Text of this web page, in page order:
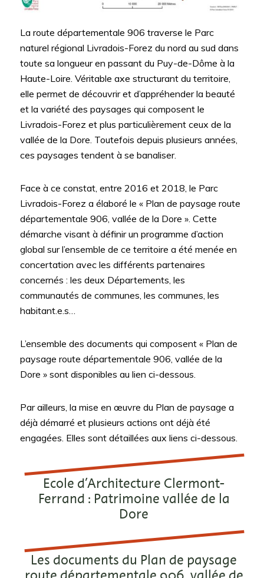
La route départementale 906 traverse le Parc
naturel régional Livradois-Forez du nord au sud dans
toute sa longueur en passant du Puy-de-Dôme à la
Haute-Loire. Véritable axe structurant du territoire,
elle permet de découvrir et d’appréhender la beauté
et la variété des paysages qui composent le
Livradois-Forez et plus particulièrement ceux de la
vallée de la Dore. Toutefois depuis plusieurs années,
ces paysages tendent à se banaliser.
Face à ce constat, entre 2016 et 2018, le Parc
Livradois-Forez a élaboré le « Plan de paysage route
départementale 906, vallée de la Dore ». Cette
démarche visant à définir un programme d’action
global sur l’ensemble de ce territoire a été menée en
concertation avec les différents partenaires
concernés : les deux Départements, les
communautés de communes, les communes, les
habitant.e.s…
L’ensemble des documents qui composent « Plan de
paysage route départementale 906, vallée de la
Dore » sont disponibles au lien ci-dessous.
Par ailleurs, la mise en œuvre du Plan de paysage a
déjà démarré et plusieurs actions ont déjà été
engagées. Elles sont détaillées aux liens ci-dessous.
Ecole d’Architecture Clermont-
Ferrand : Patrimoine vallée de la
Dore
Les documents du Plan de paysage